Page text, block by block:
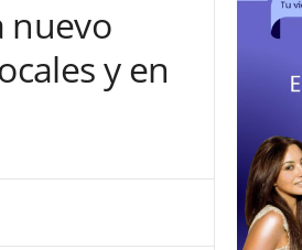
nuevo
y en